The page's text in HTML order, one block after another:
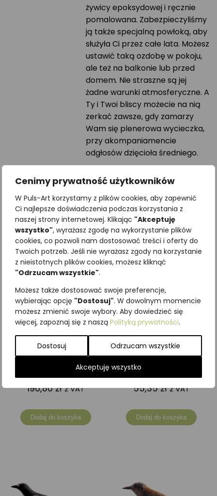
Cenimy prywatność użytkowników
W Puls-Art korzystamy z plików cookies, aby zapewnić
Ci najlepsze doświadczenia podczas korzystania z
naszej strony internetowej. Klikając "Akceptuję
wszystko", wyrażasz zgodę na wykorzystanie plików
cookies, co pozwoli nam dostosować treści i oferty do
Twoich potrzeb. Jeśli nie wyrażasz zgody na korzystanie
z nieistotnych plików cookies, możesz kliknąć
"Odrzucam wszystkie".
Możesz także dostosować swoje preferencje,
wybierając opcję "Dostosuj". W dowolnym momencie
możesz zmienić swoje wybory. Aby dowiedzieć się
więcej, zapoznaj się z naszą Polityką prywatności.
Dostosuj Odrzucam wszystkie
Akceptuję wszystko
żywicy epoksydowej i ręcznie
pomalowana. Zabezpieczyliśmy
ją także specjalną powłoką, aby
służyła Ci przez całe lata. Możesz
ustawić taką ozdobę w pokoju,
ale też na balkonie lub przed
domem. Nie straszne są jej
żadne warunki atmosferyczne. A
Ty i Twoi bliscy możecie na nią
zerkać zawsze, gdy zamarzy
Wam się plenerowa wycieczka,
przy akompaniamencie
odgłosów dzięcioła średniego.
jest tylko częścią ekspozycji.
Czas realizacji zamówienia
od 7 do 14 dni.
Podobne produkty
196,80zł z VAT
Dodaj do koszyka
Puchacz zwyczajny
55,35zł z VAT
Dodaj do koszyka